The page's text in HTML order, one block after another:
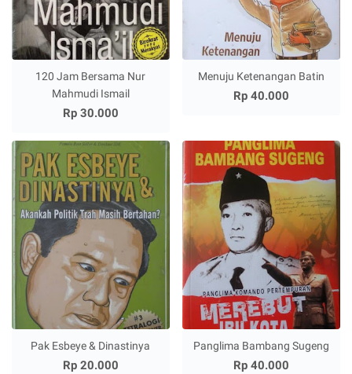
120 Jam Bersama Nur
Mahmudi Ismail
Rp 30.000
Menuju Ketenangan Batin
Rp 40.000
Pak Esbeye & Dinastinya
Rp 20.000
Panglima Bambang Sugeng
Rp 40.000